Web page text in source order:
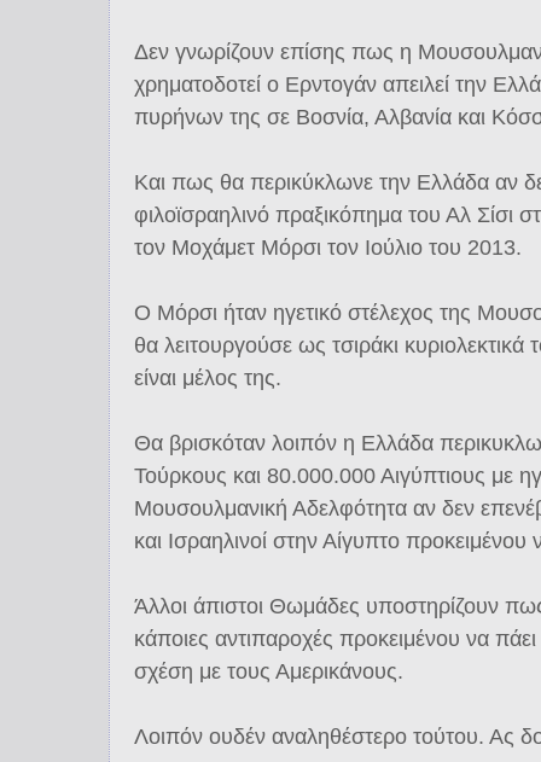
Δεν γνωρίζουν επίσης πως η
χρηματοδοτεί ο Ερντογάν απειλεί την
πυρήνων της σε Βοσνία, Αλβανία και
Και πως θα περικύκλωνε την Ελλάδα αν
φιλοϊσραηλινό πραξικόπημα του Αλ Σίσι
τον Μοχάμετ Μόρσι τον Ιούλιο του 2013.
Ο Μόρσι ήταν ηγετικό στέλεχος της
θα λειτουργούσε ως τσιράκι
είναι μέλος της.
Θα βρισκόταν λοιπόν η Ελλάδα
Τούρκους και 80.000.000 Αιγύπτιους με
Μουσουλμανική Αδελφότητα αν δεν
και Ισραηλινοί στην Αίγυπτο
Άλλοι άπιστοι Θωμάδες υποστηρίζουν
κάποιες αντιπαροχές προκειμένου να
σχέση με τους Αμερικάνους.
Λοιπόν ουδέν αναληθέστερο τούτου. Ας